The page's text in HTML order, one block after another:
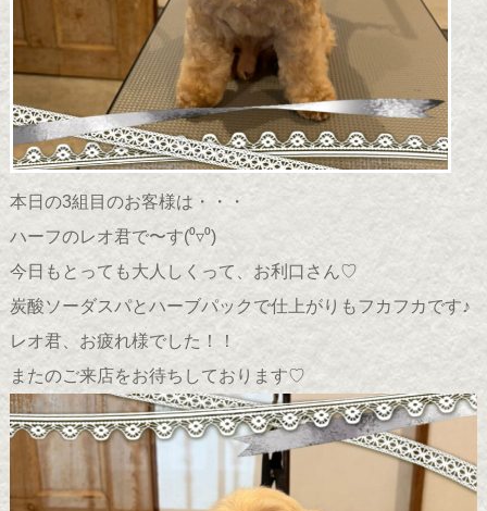
本日の3組目のお客様は・・・
ハーフのレオ君で〜す(⁰▿⁰)
今日もとっても大人しくって、お利口さん♡
炭酸ソーダスパとハーブパックで仕上がりもフカフカです♪
レオ君、お疲れ様でした！！
またのご来店をお待ちしております♡